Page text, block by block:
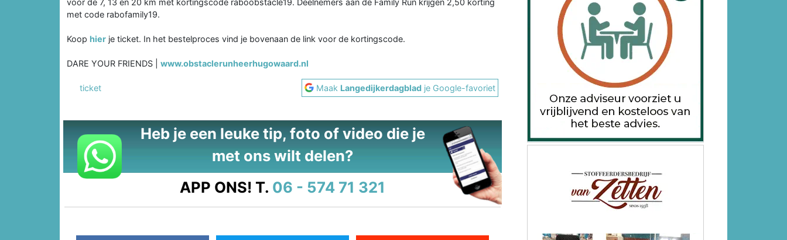
met code rabofamily19.
Koop hier je ticket. In het bestelproces vind je bovenaan de link voor de kortingscode.
DARE YOUR FRIENDS | www.obstaclerunheerhugowaard.nl
ticket Maak Langedijkerdagblad je Google-favoriet
Heb je een leuke tip, foto of video die je
met ons wilt delen?
APP ONS! T. 06 - 574 71 321